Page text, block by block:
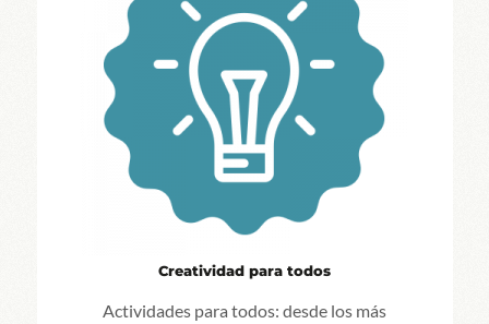
Creatividad para todos
Actividades para todos: desde los más